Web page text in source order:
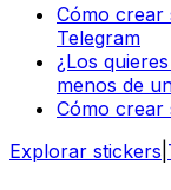
Cómo crear
Telegram
¿Los
menos de
Cómo crear
Explorar stickers